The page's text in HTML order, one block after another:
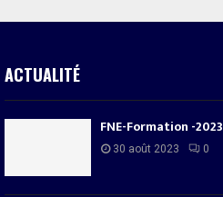
ACTUALITÉ
FNE-Formation -2023
30 août 2023 0